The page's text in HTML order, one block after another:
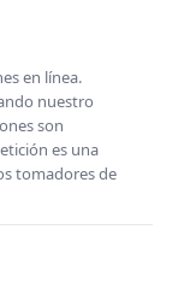
en línea.
nuestro
son
es una
tomadores de